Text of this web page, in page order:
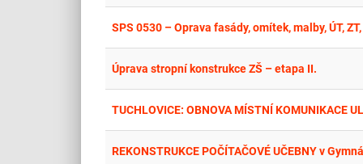
SPS 0530 – Oprava fasády, omítek, malby, ÚT,
Úprava stropní konstrukce ZŠ – etapa II.
TUCHLOVICE: OBNOVA MÍSTNÍ KOMUNIKACE
REKONSTRUKCE POČÍTAČOVÉ UČEBNY v